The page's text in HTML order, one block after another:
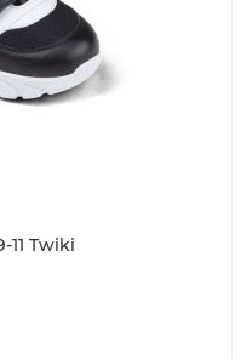
Кроссовки детские TW-439-11 Twiki